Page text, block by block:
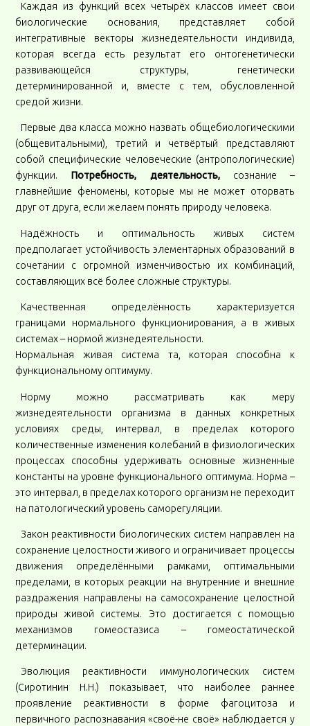
Каждая из функций всех четырёх классов имеет свои
биологические основания, представляет собой
интегративные векторы жизнедеятельности индивида,
которая всегда есть результат его онтогенетически
развивающейся структуры, генетически
детерминированной и, вместе с тем, обусловленной
средой жизни.
Первые два класса можно назвать общебиологическими
(общевитальными), третий и четвёртый представляют
собой специфические человеческие (антропологические)
функции. Потребность, деятельность,сознание –
главнейшие феномены, которые мы не может оторвать
друг от друга, если желаем понять природу человека.
Надёжность и оптимальность живых систем
предполагает устойчивость элементарных образований в
сочетании с огромной изменчивостью их комбинаций,
составляющих всё более сложные структуры.
Качественная определённость характеризуется
границами нормального функционирования, а в живых
системах – нормой жизнедеятельности.
Нормальная живая система та, которая способна к
функциональному оптимуму.
Норму можно рассматривать как меру
жизнедеятельности организма в данных конкретных
условиях среды, интервал, в пределах которого
количественные изменения колебаний в физиологических
процессах способны удерживать основные жизненные
константы на уровне функционального оптимума. Норма –
это интервал, в пределах которого организм не переходит
на патологический уровень саморегуляции.
Закон реактивности биологических систем направлен на
сохранение целостности живого и ограничивает процессы
движения определёнными рамками, оптимальными
пределами, в которых реакции на внутренние и внешние
раздражения направлены на самосохранение целостной
природы живой системы. Это достигается с помощью
механизмов гомеостазиса – гомеостатической
детерминации.
Эволюция реактивности иммунологических систем
(Сиротинин Н.Н.) показывает, что наиболее раннее
проявление реактивности в форме фагоцитоза и
первичного распознавания «своё-не своё» наблюдается у